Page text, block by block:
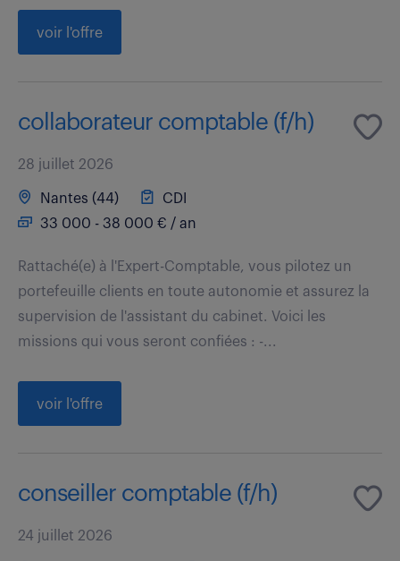
voir l'offre
collaborateur comptable (f/h)
28 juillet 2026
Nantes (44)
CDI
33 000 - 38 000 € / an
Rattaché(e) à l'Expert-Comptable, vous pilotez un
portefeuille clients en toute autonomie et assurez la
supervision de l'assistant du cabinet. Voici les
missions qui vous seront confiées : -...
voir l'offre
conseiller comptable (f/h)
24 juillet 2026